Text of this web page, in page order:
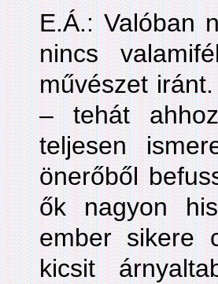
E.Á.: Valóban
nincs
művészet
– tehát
teljesen
önerőből
ők nagyon
ember sikere
kicsit